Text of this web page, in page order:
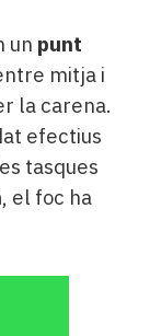
un punt
mitja i
la carena.
efectius
tasques
, el foc ha